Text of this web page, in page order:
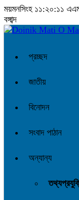
ময়মনসিংহ ১১:২০:১২
বঙ্গাব্দ
প্রচ্ছদ
জাতীয়
বিনোদন
সংবাদ পাঠান
অন্যান্য